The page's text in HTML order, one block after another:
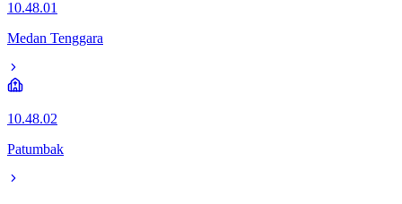
10.48.01
Medan Tenggara
10.48.02
Patumbak